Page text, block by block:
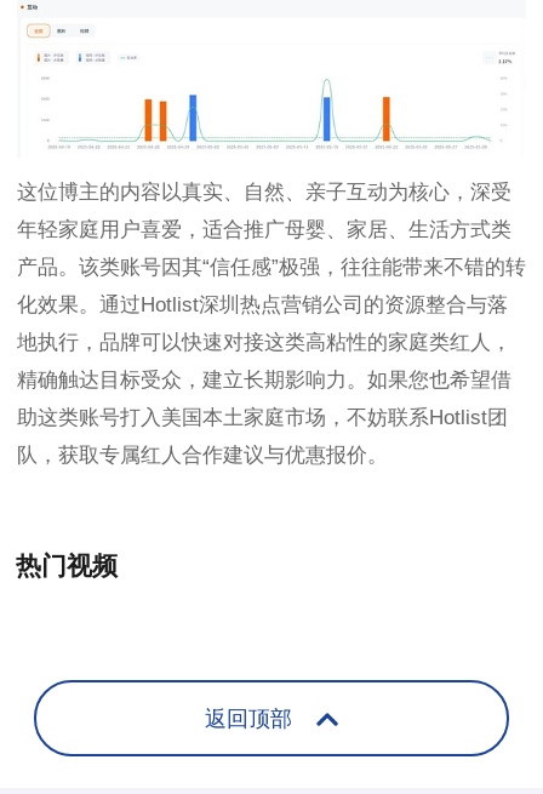
这位博主的内容以真实、自然、亲子互动为核心，深受
年轻家庭用户喜爱，适合推广母婴、家居、生活方式类
产品。该类账号因其“信任感”极强，往往能带来不错的转
化效果。通过Hotlist深圳热点营销公司的资源整合与落
地执行，品牌可以快速对接这类高粘性的家庭类红人，
精确触达目标受众，建立长期影响力。如果您也希望借
助这类账号打入美国本土家庭市场，不妨联系Hotlist团
队，获取专属红人合作建议与优惠报价。
热门视频
返回顶部